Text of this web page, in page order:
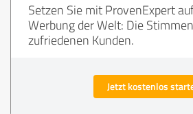
Setzen Sie mit ProvenExpert
Werbung der Welt: Die
zufriedenen Kunden.
Jetzt kostenlos